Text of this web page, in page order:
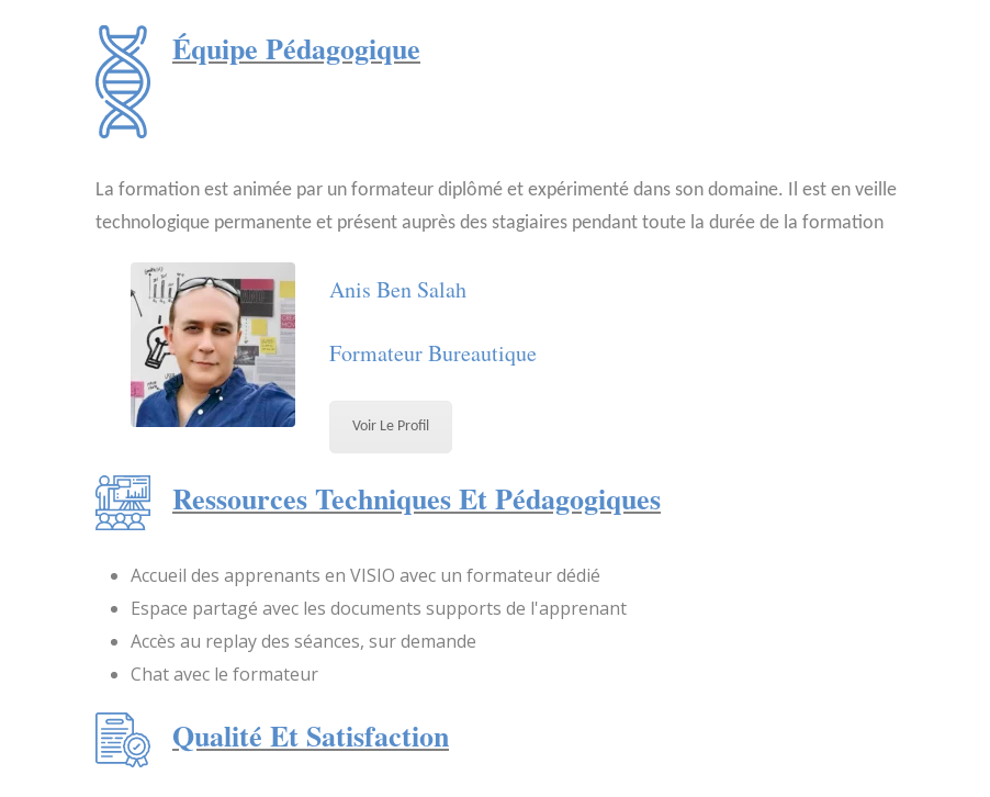
Équipe Pédagogique
La formation est animée par un formateur diplômé et expérimenté dans son domaine. Il est en veille
technologique permanente et présent auprès des stagiaires pendant toute la durée de la formation
Anis Ben Salah
Formateur Bureautique
Voir Le Profil
Ressources Techniques Et Pédagogiques
Accueil des apprenants en VISIO avec un formateur dédié
Espace partagé avec les documents supports de l'apprenant
Accès au replay des séances, sur demande
Chat avec le formateur
Qualité Et Satisfaction